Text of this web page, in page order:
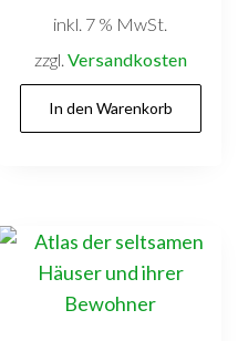
inkl. 7 % MwSt.
zzgl. Versandkosten
In den Warenkorb